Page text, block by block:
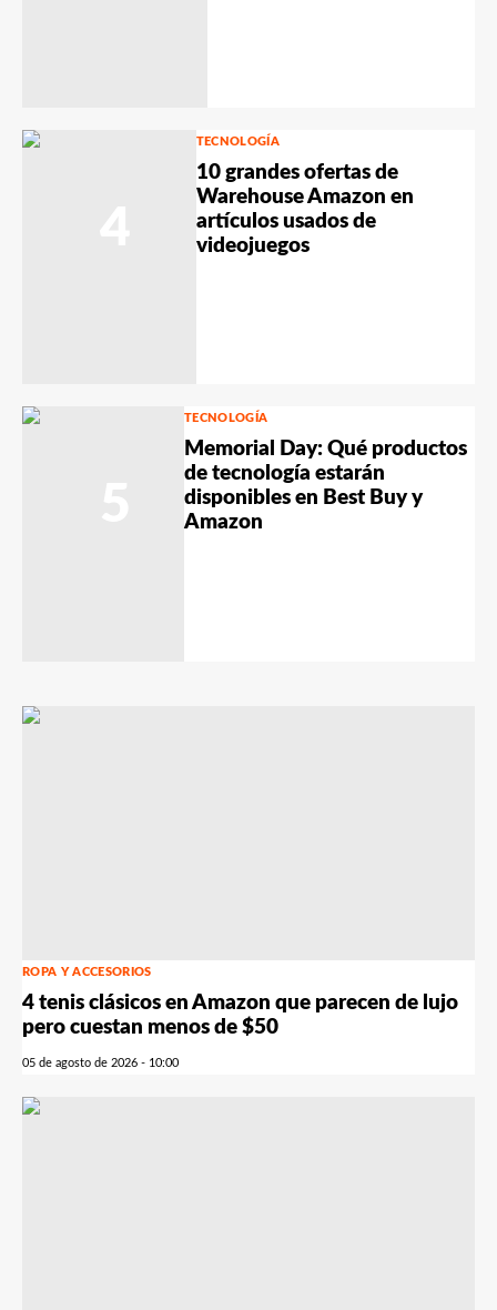
TECNOLOGÍA
10 grandes ofertas de
Warehouse Amazon en
artículos usados de
videojuegos
TECNOLOGÍA
Memorial Day: Qué productos
de tecnología estarán
disponibles en Best Buy y
Amazon
ROPA Y ACCESORIOS
4 tenis clásicos en Amazon que parecen de lujo
pero cuestan menos de $50
05 de agosto de 2026 - 10:00